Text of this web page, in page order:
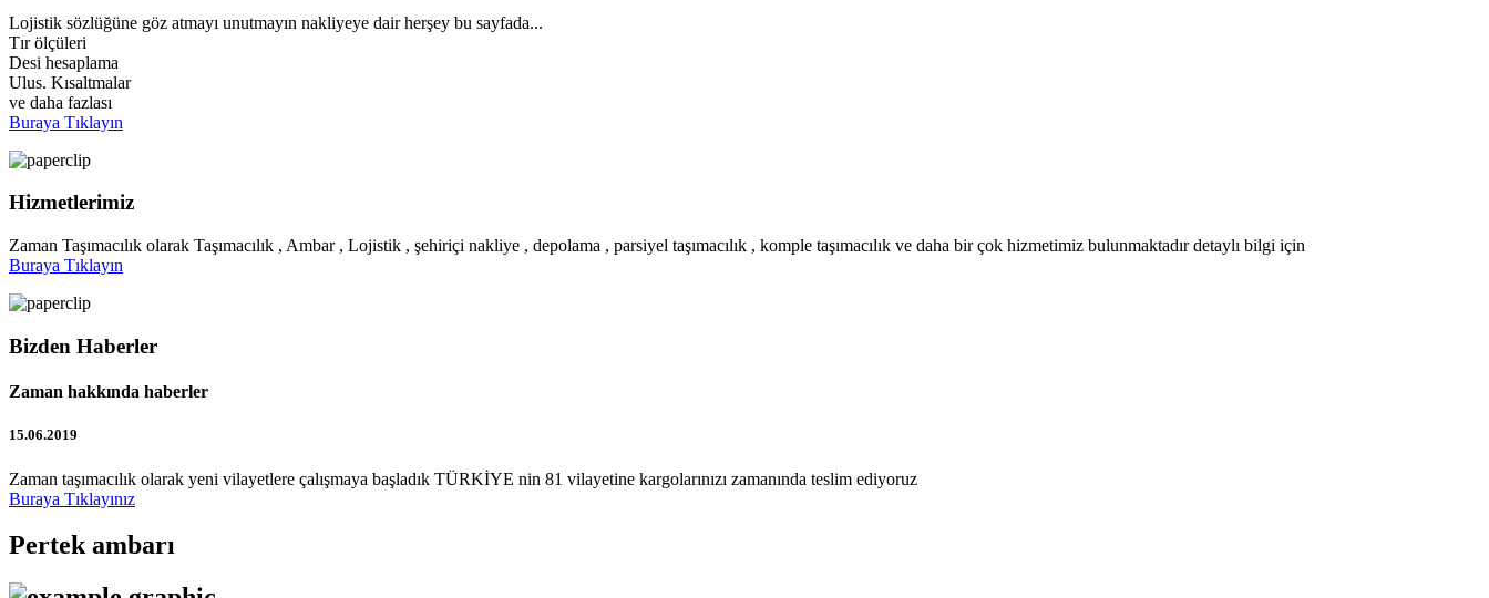
Lojistik sözlüğüne göz atmayı unutmayın nakliyeye dair herşey bu sayfada...
Tır ölçüleri
Desi hesaplama
Ulus. Kısaltmalar
ve daha fazlası
Buraya Tıklayın
Hizmetlerimiz
Zaman Taşımacılık olarak Taşımacılık , Ambar , Lojistik , şehiriçi nakliye , depolama , parsiyel taşımacılık , komple taşımacılık ve daha bir çok hizmetimiz bulunmaktadır detaylı bilgi için
Buraya Tıklayın
Bizden Haberler
Zaman hakkında haberler
15.06.2019
Zaman taşımacılık olarak yeni vilayetlere çalışmaya başladık TÜRKİYE nin 81 vilayetine kargolarınızı zamanında teslim ediyoruz
Buraya Tıklayınız
Pertek ambarı